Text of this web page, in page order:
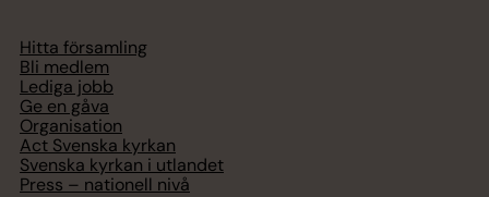
Hitta församling
Bli medlem
Lediga jobb
Ge en gåva
Organisation
Act Svenska kyrkan
Svenska kyrkan i utlandet
Press – nationell nivå